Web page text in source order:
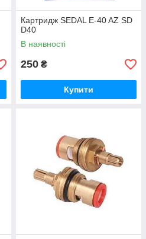
Картридж SEDAL E-40 AZ SD
D40
В наявності
250 ₴
Купити